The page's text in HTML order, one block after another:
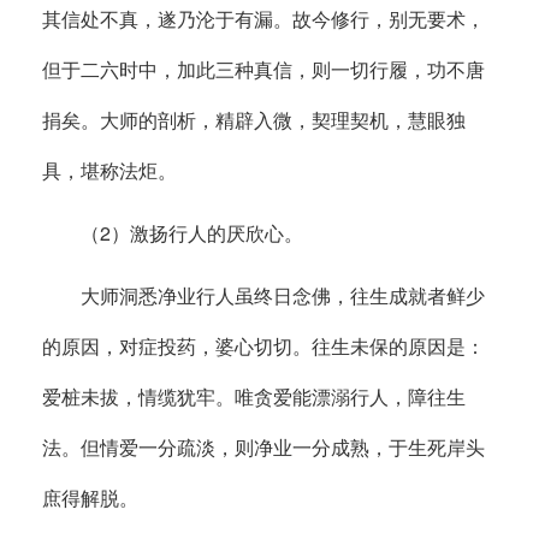
其信处不真，遂乃沦于有漏。故今修行，别无要术，
但于二六时中，加此三种真信，则一切行履，功不唐
捐矣。大师的剖析，精辟入微，契理契机，慧眼独
具，堪称法炬。
（2）激扬行人的厌欣心。
大师洞悉净业行人虽终日念佛，往生成就者鲜少
的原因，对症投药，婆心切切。往生未保的原因是：
爱桩未拔，情缆犹牢。唯贪爱能漂溺行人，障往生
法。但情爱一分疏淡，则净业一分成熟，于生死岸头
庶得解脱。